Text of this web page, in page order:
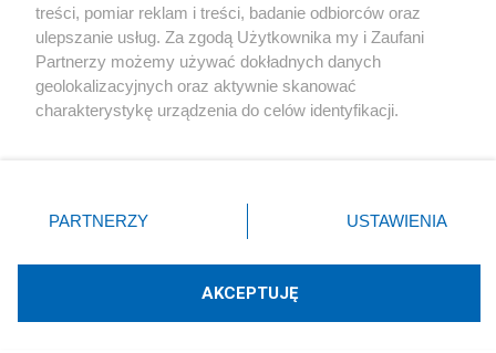
X Facebook Instagram Youtube
Technologię dostarcza:W3media.pl
treści, pomiar reklam i treści, badanie odbiorców oraz
ulepszanie usług. Za zgodą Użytkownika my i Zaufani
Partnerzy możemy używać dokładnych danych
geolokalizacyjnych oraz aktywnie skanować
charakterystykę urządzenia do celów identyfikacji.
zmienić/wycofać klikając przycisk ustawień prywatności
znajdujący się w lewym dolnym rogu strony
rodzaje przetwarzania danych nie wymagają zgody
użytkownika, ale masz prawo sprzeciwić się takiemu
PARTNERZY USTAWIENIA
AKCEPTUJĘ